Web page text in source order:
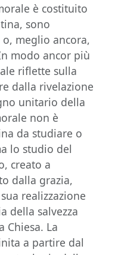
è costituito
sono
meglio ancora,
modo ancor più
riflette sulla
dalla rivelazione
unitario della
non è
da studiare o
lo studio del
creato a
dalla grazia,
realizzazione
della salvezza
Chiesa. La
a partire dal